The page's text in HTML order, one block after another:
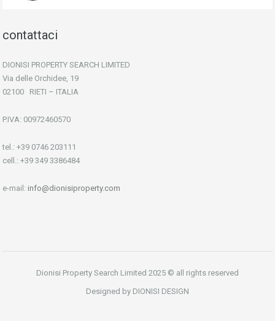
contattaci
DIONISI PROPERTY SEARCH LIMITED
Via delle Orchidee, 19
02100 RIETI – ITALIA
P.IVA: 00972460570
tel.: +39 0746 203111
cell.: +39 349 3386484
e-mail: info@dionisiproperty.com
Dionisi Property Search Limited 2025 © all rights reserved
Designed by DIONISI DESIGN